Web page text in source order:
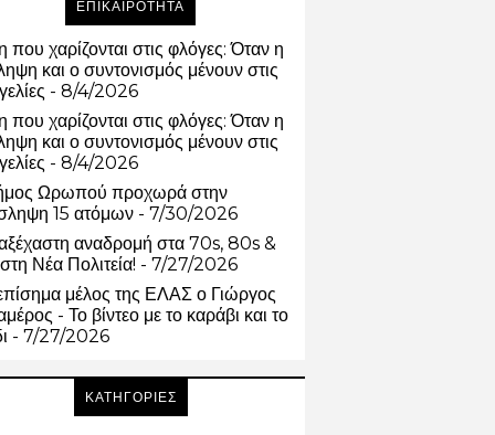
ΕΠΙΚΑΙΡΟΤΗΤΑ
που χαρίζονται στις φλόγες: Όταν η
και ο συντονισμός μένουν στις
- 8/4/2026
που χαρίζονται στις φλόγες: Όταν η
και ο συντονισμός μένουν στις
- 8/4/2026
Ωρωπού προχωρά στην
15 ατόμων - 7/30/2026
αναδρομή στα 70s, 80s &
Νέα Πολιτεία! - 7/27/2026
μέλος της ΕΛΑΣ ο Γιώργος
- Το βίντεο με το καράβι και το
- 7/27/2026
ΚΑΤΗΓΟΡΙΕΣ